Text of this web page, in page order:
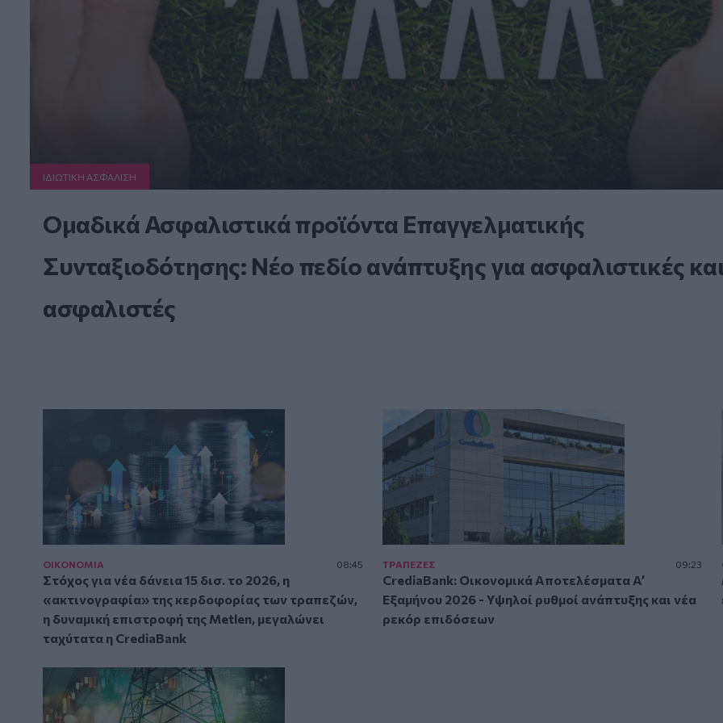
ΙΔΙΩΤΙΚΗ ΑΣΦAΛΙΣΗ
Ομαδικά Ασφαλιστικά προϊόντα Επαγγελματικής
Συνταξιοδότησης: Νέο πεδίο ανάπτυξης για ασφαλιστικές
ασφαλιστές
ΟΙΚΟΝΟΜΙΑ 08:45
Στόχος για νέα δάνεια 15 δισ. το 2026, η
«ακτινογραφία» της κερδοφορίας των τραπεζών,
η δυναμική επιστροφή της Metlen, μεγαλώνει
ταχύτατα η CrediaBank
ΤΡAΠΕΖΕΣ 09:23
CrediaBank: Οικονομικά Αποτελέσματα A’
Εξαμήνου 2026 - Υψηλοί ρυθμοί ανάπτυξης και νέα
ρεκόρ επιδόσεων